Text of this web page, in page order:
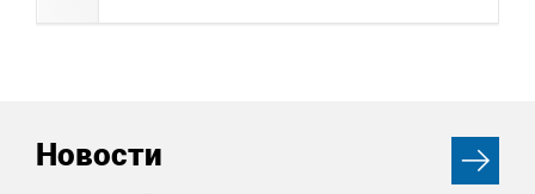
Новости